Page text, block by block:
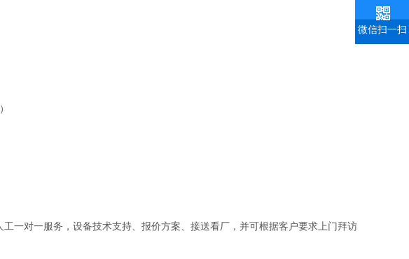
一对一服务，设备技术支持、报价方案、接送看厂，并可根据客户要求上门拜访
微信扫一扫